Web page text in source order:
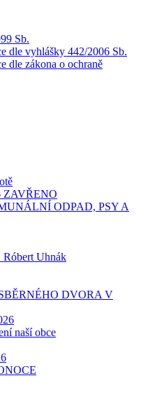
Sb.
dle vyhlášky 442/2006 Sb.
dle zákona o ochraně
ZAVŘENO
ODPAD, PSY A
Uhnák
DVORA V
naší obce